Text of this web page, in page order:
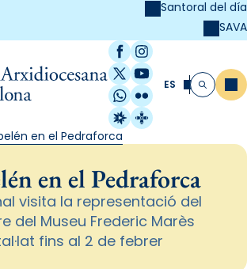
Santoral del día
SAVA
Facebook
Instagram
X / Twitter
YouTube
WhatsApp
Flickr
Radio Estel
Catalunya
ES Buscar
en el Pedraforca
en el Pedraforca
visita la representació del
del Museu Frederic Marès
fins al 2 de febrer